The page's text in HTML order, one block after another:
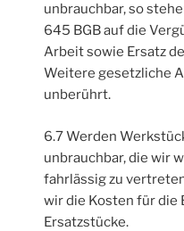
unbrauchbar, so
645 BGB auf die
Arbeit sowie Ersatz
Weitere gesetzliche
unberührt.
6.7 Werden
unbrauchbar, die wir
fahrlässig zu
wir die Kosten für die
Ersatzstücke.